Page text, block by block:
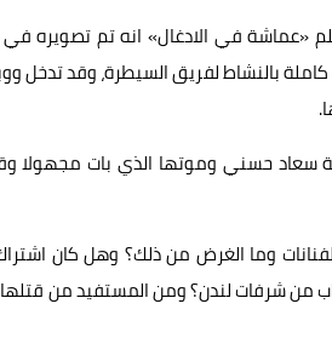
في الادغال» انه تم تصويره في
كاملة بالنشاط لفريق السيطرة، وقد
سعاد حسني وموتها الذي بات مجهولا
وما الغرض من ذلك؟ وهل كان
من شرفات لندن؟ ومن المستفيد من